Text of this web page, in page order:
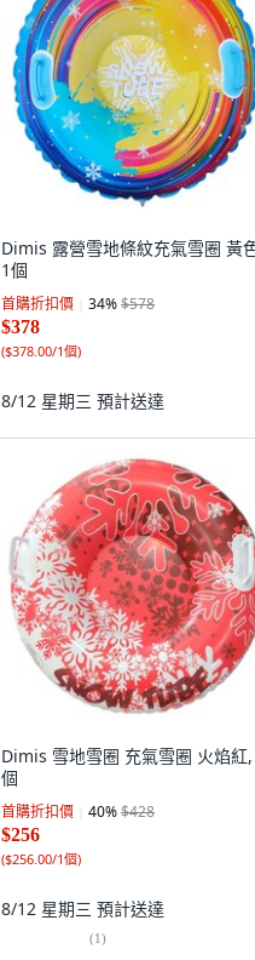
Dimis 露營雪地條紋充氣雪圈 黃
1個
首購折扣價 34%$578
$378
($378.00/1個)
8/12 星期三 預計送達
Dimis 雪地雪圈 充氣雪圈 火焰紅,
個
首購折扣價 40%$428
$256
($256.00/1個)
8/12 星期三 預計送達
(1)